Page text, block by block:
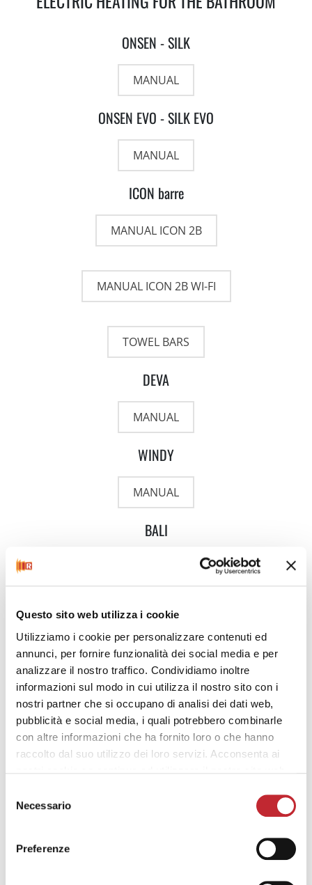
Questo sito web utilizza i cookie
Utilizziamo i cookie per personalizzare contenuti ed
annunci, per fornire funzionalità dei social media e per
analizzare il nostro traffico. Condividiamo inoltre
informazioni sul modo in cui utilizza il nostro sito con i
nostri partner che si occupano di analisi dei dati web,
pubblicità e social media, i quali potrebbero combinarle
con altre informazioni che ha fornito loro o che hanno
raccolto dal suo utilizzo dei loro servizi. Acconsenta ai
delNecessario
Preferenze
ONSEN - SILK
MANUAL
ONSEN EVO - SILK EVO
MANUAL
ICON barre
MANUAL ICON 2B
MANUAL ICON 2B WI-FI
TOWEL BARS
DEVA
MANUAL
WINDY
MANUAL
BALI
TOUCH / TOUCH VISIO
MANUAL
QUADRO
MANUAL
INDUSTRIAL & COMMERCIAL HEATING